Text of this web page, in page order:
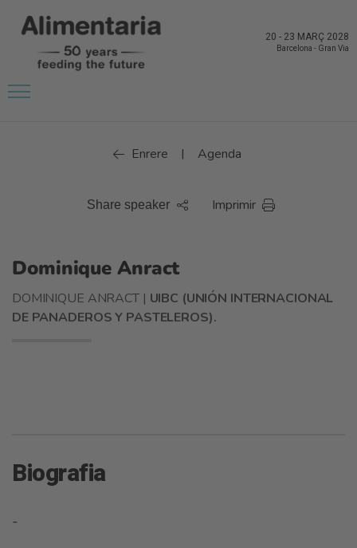
20 - 23 MARÇ 2028
Barcelona - Gran Via
Enrere | Agenda
Share speaker Imprimir
Dominique Anract
DOMINIQUE ANRACT | UIBC (UNIÓN INTERNACIONAL
DE PANADEROS Y PASTELEROS).
Biografia
-